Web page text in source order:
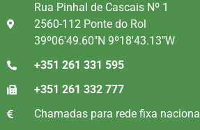
Rua Pinhal de Cascais Nº 1
2560-112 Ponte do Rol
39º06'49.60"N 9º18'43.13"W
+351 261 331 595
+351 261 332 777
Chamadas para rede fixa nacional